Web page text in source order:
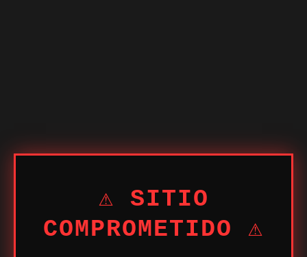
⚠ SITIO
COMPROMETIDO ⚠